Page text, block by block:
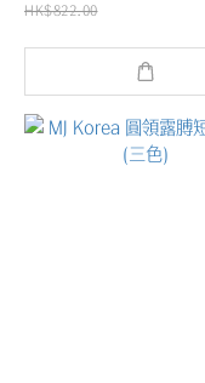
HK$822.00